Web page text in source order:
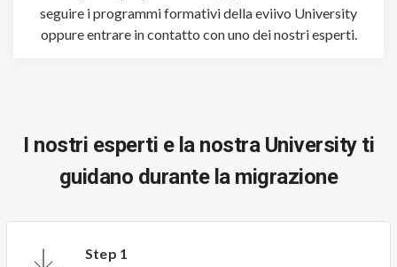
seguire i programmi formativi della eviivo University
oppure entrare in contatto con uno dei nostri esperti.
I nostri esperti e la nostra University ti
guidano durante la migrazione
Step 1